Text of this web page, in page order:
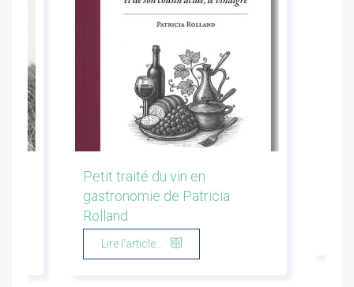
Petit traité du vin en
gastronomie de Patricia
Rolland
Lire l'article...